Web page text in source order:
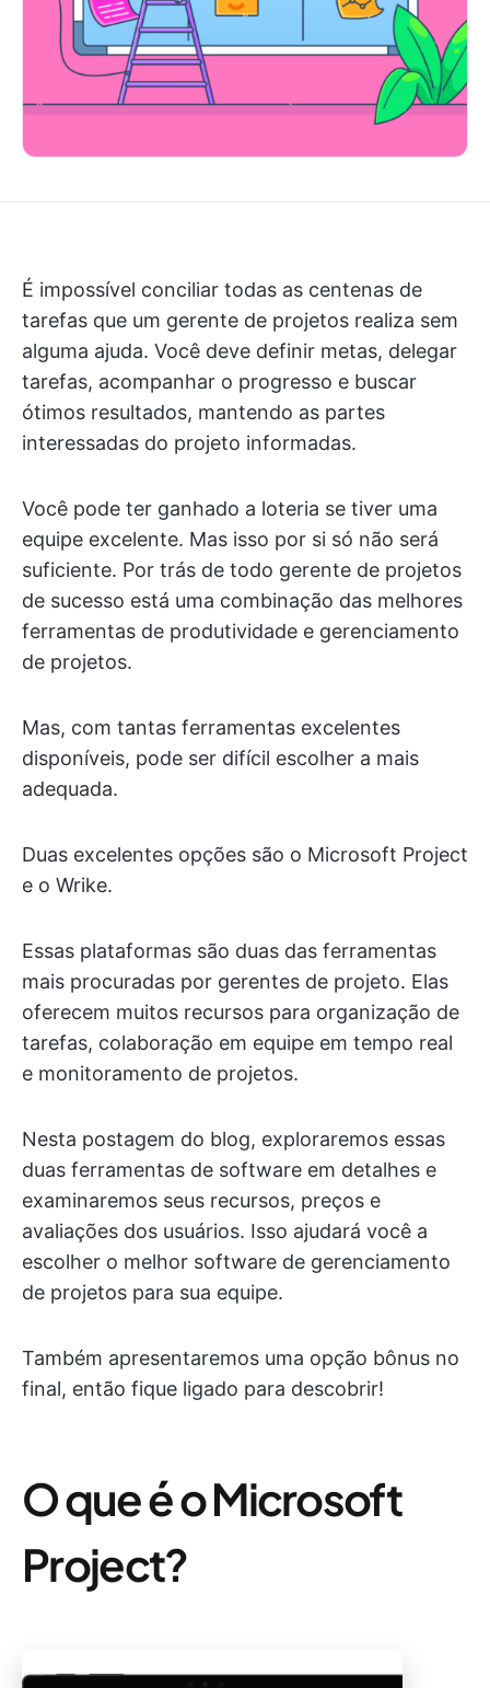
É impossível conciliar todas as centenas de
tarefas que um gerente de projetos realiza sem
alguma ajuda. Você deve definir metas, delegar
tarefas, acompanhar o progresso e buscar
ótimos resultados, mantendo as partes
interessadas do projeto informadas.
Você pode ter ganhado a loteria se tiver uma
equipe excelente. Mas isso por si só não será
suficiente. Por trás de todo gerente de projetos
de sucesso está uma combinação das melhores
ferramentas de produtividade e gerenciamento
de projetos.
Mas, com tantas ferramentas excelentes
disponíveis, pode ser difícil escolher a mais
adequada.
Duas excelentes opções são o Microsoft Project
e o Wrike.
Essas plataformas são duas das ferramentas
mais procuradas por gerentes de projeto. Elas
oferecem muitos recursos para organização de
tarefas, colaboração em equipe em tempo real
e monitoramento de projetos.
Nesta postagem do blog, exploraremos essas
duas ferramentas de software em detalhes e
examinaremos seus recursos, preços e
avaliações dos usuários. Isso ajudará você a
escolher o melhor software de gerenciamento
de projetos para sua equipe.
Também apresentaremos uma opção bônus no
final, então fique ligado para descobrir!
O que é o Microsoft
Project?